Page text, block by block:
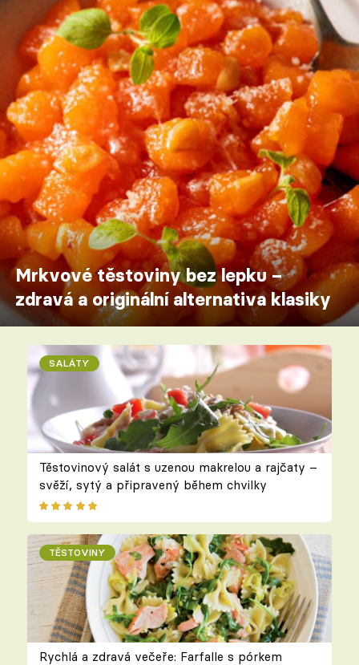
Mrkvové těstoviny bez lepku –
zdravá a originální alternativa klasiky
SALÁTY
Těstovinový salát s uzenou makrelou a rajčaty –
svěží, sytý a připravený během chvilky
TĚSTOVINY
Rychlá a zdravá večeře: Farfalle s pórkem